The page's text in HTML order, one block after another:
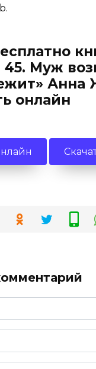
45. Муж
Анна
онлайн